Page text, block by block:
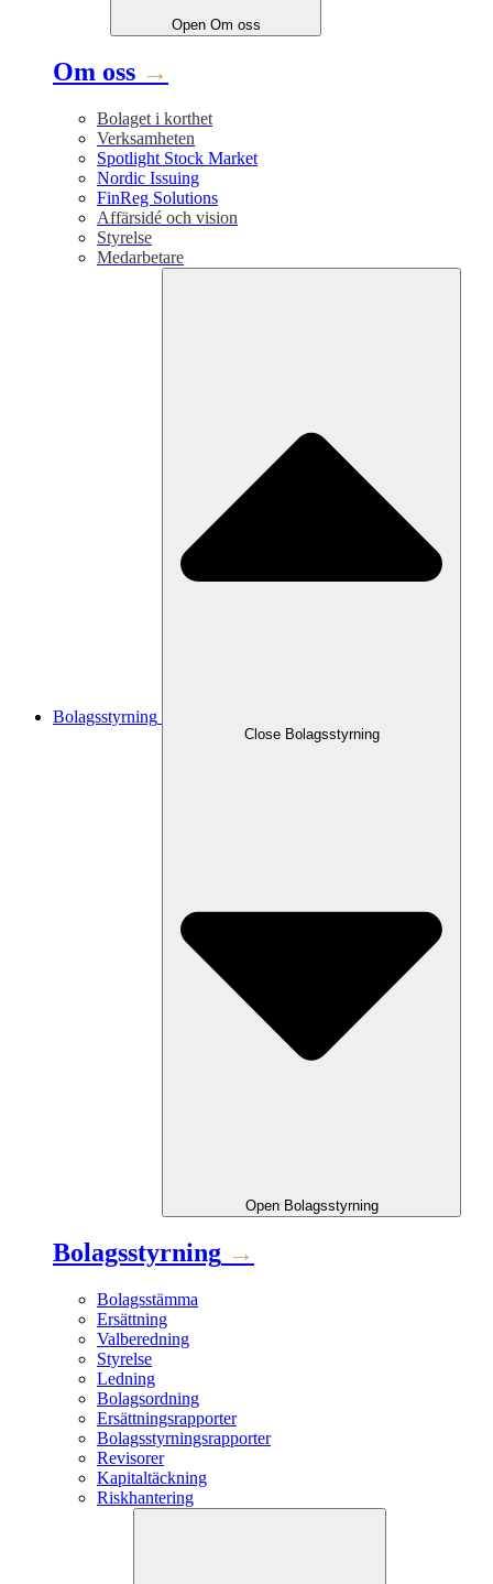
Open Om oss
Om oss →
Bolaget i korthet
Verksamheten
Spotlight Stock Market
Nordic Issuing
FinReg Solutions
Affärsidé och vision
Styrelse
Medarbetare
Bolagsstyrning
Close Bolagsstyrning
Open Bolagsstyrning
Bolagsstyrning →
Bolagsstämma
Ersättning
Valberedning
Styrelse
Ledning
Bolagsordning
Ersättningsrapporter
Bolagsstyrningsrapporter
Revisorer
Kapitaltäckning
Riskhantering